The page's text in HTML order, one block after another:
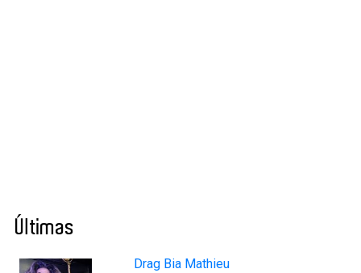
Últimas
Drag Bia Mathieu